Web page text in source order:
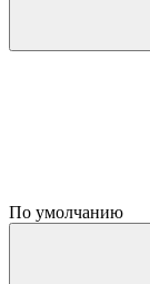
По умолчанию